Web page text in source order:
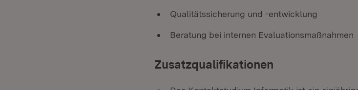
Qualitätssicherung und -entwicklung
Beratung bei internen Evaluationsmaßnahmen
Zusatzqualifikationen